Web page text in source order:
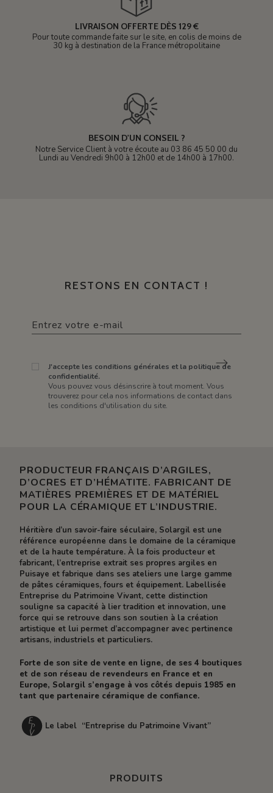
LIVRAISON OFFERTE DÈS 129 €
Pour toute commande faite sur le site, en colis de moins de
30 kg à destination de la France métropolitaine
BESOIN D'UN CONSEIL ?
Notre Service Client à votre écoute au 03 86 45 50 00 du
Lundi au Vendredi 9h00 à 12h00 et de 14h00 à 17h00.
RESTONS EN CONTACT !
J'accepte les conditions générales et la politique de
confidentialité.
Vous pouvez vous désinscrire à tout moment. Vous
trouverez pour cela nos informations de contact dans
les conditions d'utilisation du site.
PRODUCTEUR FRANÇAIS D’ARGILES,
D’OCRES ET D’HÉMATITE. FABRICANT DE
MATIÈRES PREMIÈRES ET DE MATÉRIEL
POUR LA CÉRAMIQUE ET L’INDUSTRIE.
Héritière d’un savoir-faire séculaire, Solargil est une
référence européenne dans le domaine de la céramique
et de la haute température. À la fois producteur et
fabricant, l’entreprise extrait ses propres argiles en
Puisaye et fabrique dans ses ateliers une large gamme
de pâtes céramiques, fours et équipement. Labellisée
Entreprise du Patrimoine Vivant, cette distinction
souligne sa capacité à lier tradition et innovation, une
force qui se retrouve dans son soutien à la création
artistique et lui permet d’accompagner avec pertinence
artisans, industriels et particuliers.
Forte de son site de vente en ligne, de ses 4 boutiques
et de son réseau de revendeurs en France et en
Europe, Solargil s’engage à vos côtés depuis 1985 en
tant que partenaire céramique de confiance.
Le label “Entreprise du Patrimoine Vivant”
PRODUITS